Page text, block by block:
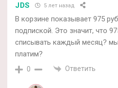
JDS 5 лет назад
В корзине показывает 975
подпиской. Это значит, что
списывать каждый месяц? мы
платим?
0 Ответить